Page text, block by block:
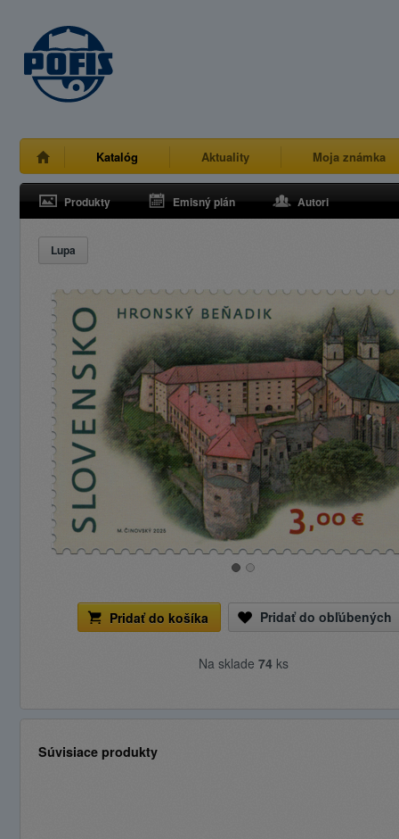
Katalóg Aktuality Moja známka
Produkty Emisný plán Autori
Lupa
Pridať do košíka Pridať do obľúbených
Na sklade 74ks
Súvisiace produkty